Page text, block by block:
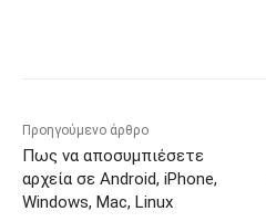
Προηγούμενο άρθρο
Πως να αποσυμπιέσετε
αρχεία σε Android, iPhone,
Windows, Mac, Linux